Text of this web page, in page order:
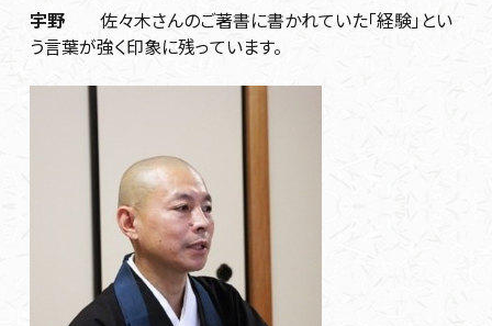
宇野佐々木さんのご著書に書かれていた「経験」とい
う言葉が強く印象に残っています。